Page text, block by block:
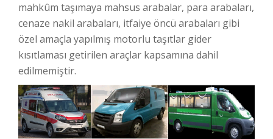
mahkûm taşımaya mahsus arabalar, para arabaları,
cenaze nakil arabaları, itfaiye öncü arabaları gibi
özel amaçla yapılmış motorlu taşıtlar gider
kısıtlaması getirilen araçlar kapsamına dahil
edilmemiştir.